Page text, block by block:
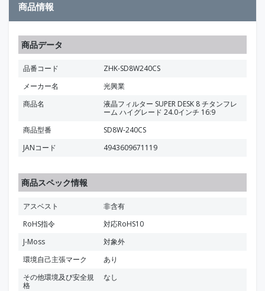
商品情報
商品データ
品番コード
ZHK-SD8W240CS
メーカー名
光興業
商品名
液晶フィルター SUPER DESK 8 チタンフレ
ーム ハイグレード 24.0インチ 16:9
商品型番
SD8W-240CS
JANコード
4943609671119
商品スペック情報
アスベスト
非含有
RoHS指令
対応RoHS10
J-Moss
対象外
環境自己主張マーク
あり
その他環境及び安全規
格
なし